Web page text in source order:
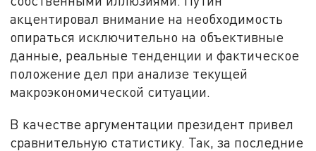
акцентировал внимание на необходимость
опираться исключительно на объективные
данные, реальные тенденции и фактическое
положение дел при анализе текущей
макроэкономической ситуации.
В качестве аргументации президент привел
сравнительную статистику. Так, за последние